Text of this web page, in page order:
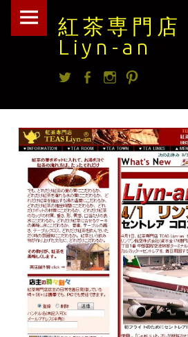
紅茶専門店
Liyn-an
紅
Liyn-
site
navigation
Skip
Twitterfacebook
Instagram